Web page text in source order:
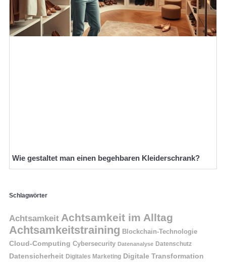
Wie gestaltet man einen begehbaren Kleiderschrank?
Schlagwörter
Achtsamkeit Achtsamkeit im Alltag
Achtsamkeitstraining Blockchain-Technologie
Cloud-Computing Cybersecurity Datenanalyse Datenschutz
Datensicherheit Digitales Marketing Digitale Transformation